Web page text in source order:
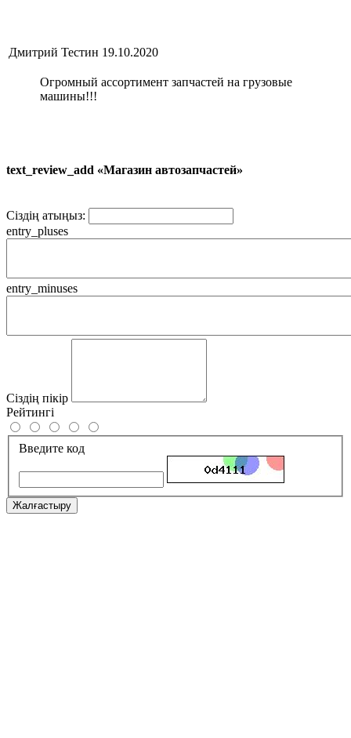
Дмитрий Тестин 19.10.2020
Огромный ассортимент запчастей на грузовые
машины!!!
text_review_add «Магазин автозапчастей»
Сіздің атыңыз:
entry_pluses
entry_minuses
Сіздің пікір
Рейтингі
Введите код
Жалғастыру